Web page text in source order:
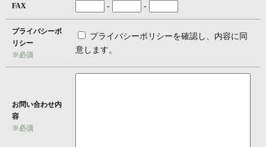
FAX - -
プライバシーポ
リシー
※必須
プライバシーポリシーを確認し、内容に同
意します。
お問い合わせ内
容
※必須